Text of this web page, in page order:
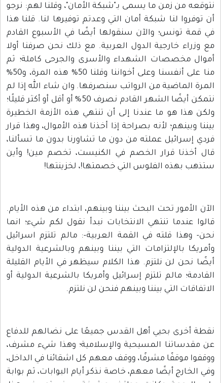
نتوقعه من زمن ما يسمى بـ"شبكة الأمان"، وقلنا لهم: نرجو
أن توفروا لنا شبكة أمان التي وعدتم توفيرها لنا. قلنا هذا
في قمة تونس؛ والآن سنقولها أيضًا في الأسبوع القادم
مع وزراء خارجية الدول العربية. مع ذلك نحن صرفنا أولا
أموال مخصصات الشهداء والأسرى والجرحى كاملة؛ ثم
منا على أنفسنا وعلى أخواننا وقلنا 50% هذه المرة، و50%
المرة الماضية من الرواتب سنصرفها. وان شاء الله إذا لم
نتمكن أيضًا الشهر القادم نصرف 50% أو أقل أو أكثر قليلًا؛
ولكن هذا هو ما عندنا إلى أن تنتهي هذه الأزمة الخطيرة
بيننا وبينهم؛ لأنه بصراحة إذا أخذنا هذه الأموال، وهذا قرار
فردي إسرائيل عملته من دون ما تشاورنا بدون ما تسألنا،
قال أخذنا قرار الخصم في الكنيست، تخصم مين! وأين
ستذهب بهذه الفلوس التي خصمتها!، لخزينتها!
الآن الأمور تحت البحث بيننا وبينهم، ابتداء من هذه الأيام.
قالوا عندما تنتهي الانتخابات نبدأ نقول لكم شيء؛ انما
نحن- وهذا قلته في القمة العربية-: مالم تلتزم اسرائيل
وأمريكا بالإلتزامات التي بيننا وبينهم وبالشرعية الدولية
أيضًا نحن لن نلتزم. هذا الكلام سيظهر في الأيام القليلة
القادمة؛ مالم تلتزم إسرائيل وأمريكا بالشرعية الدولية أو
الاتفاقات التي بيننا وبينهم فنحن لن نلتزم.
نقطة أخرى بحيي أهل القدس جميعًا على نضالهم للدفاع
عن مقدساتنا المسيحية والإسلامية؛ وهذا شيء مشرف،
ووقفوا موقفًا مشرفًا، ووقف معهم كل اشقائنا في الداخل،
وفي الخارج أيضًا معهم، خاصة نذكر أيام البوابات، ثم بوابة